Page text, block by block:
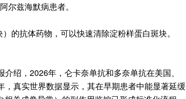
尔兹海默病患者。
的抗体药物，可以快速清除淀粉样蛋白斑块。
绍，2026年，仑卡奈单抗和多奈单抗在美国、
真实世界数据显示，其在早期患者中能显著延缓